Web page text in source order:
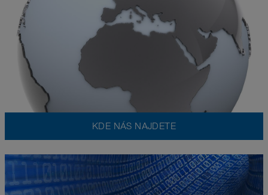
KDE NÁS NAJDETE